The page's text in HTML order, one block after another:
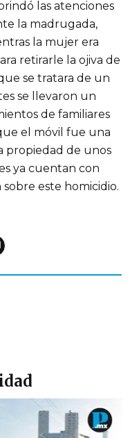
las atenciones
la madrugada,
la mujer era
retirarle la ojiva de
se tratara de un
se llevaron un
de familiares
el móvil fue una
propiedad de unos
ya cuentan con
este homicidio.